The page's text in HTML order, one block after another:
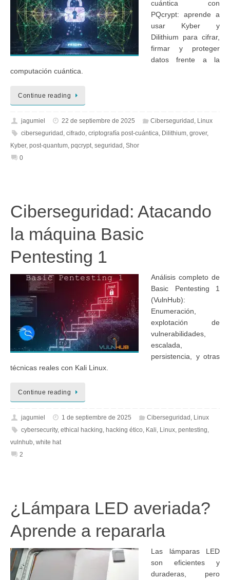
cuántica con
PQcrypt: aprende a
usar Kyber y
Dilithium para cifrar,
firmar y proteger
datos frente a la
computación cuántica.
Continue reading
jagumiel 22 de septiembre de 2025 Ciberseguridad Linux
ciberseguridad cifrado criptografía post-cuántica Dilithium, grover,
Kyber, post-quantum pqcrypt seguridad Shor
0
Ciberseguridad: Atacando
la máquina Basic
Pentesting 1
Análisis completo de
Basic Pentesting 1
(VulnHub):
Enumeración,
explotación de
vulnerabilidades,
escalada,
persistencia, y otras
técnicas reales con Kali Linux.
Continue reading
jagumiel 1 de septiembre de 2025 Ciberseguridad Linux
cybersecurity, ethical hacking hacking ético Kali Linux, pentesting
vulnhub white hat
2
¿Lámpara LED averiada?
Aprende a repararla
Las lámparas LED
son eficientes y
duraderas, pero